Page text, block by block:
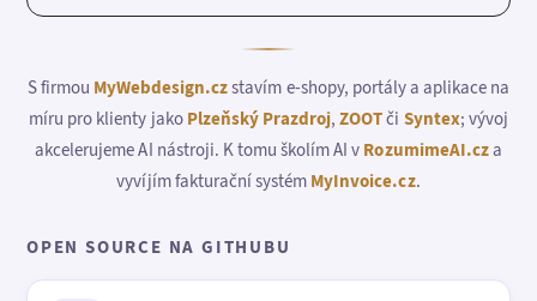
S firmou MyWebdesign.czstavím e-shopy, portály a aplikace na
míru pro klienty jako Plzeňský Prazdroj,ZOOTči Syntex; vývoj
akcelerujeme AI nástroji. K tomu školím AI v RozumimeAI.cza
vyvíjím fakturační systém MyInvoice.cz.
OPEN SOURCE NA GITHUBU